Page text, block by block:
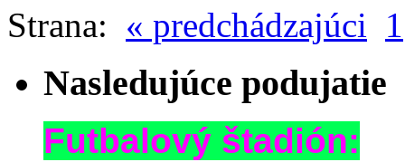
Strana: « predchádzajúci 1
Nasledujúce podujatie
Futbalový štadión: